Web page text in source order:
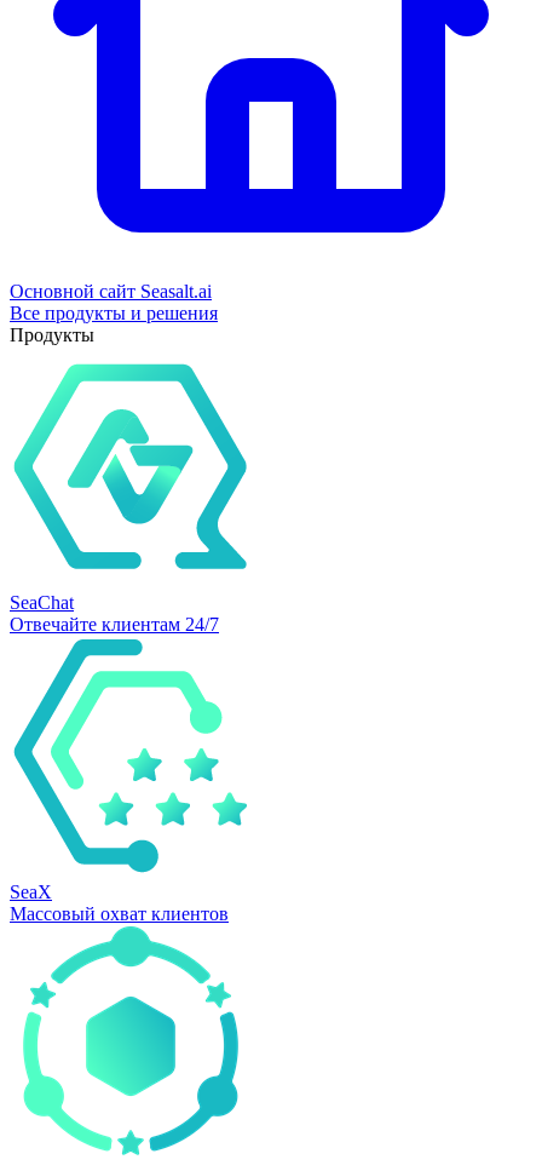
Основной сайт Seasalt.ai
Все продукты и решения
Продукты
SeaChat
Отвечайте клиентам 24/7
SeaX
Массовый охват клиентов